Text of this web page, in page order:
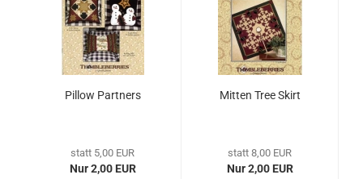
Pillow Partners
statt 5,00 EUR
Nur 2,00 EUR
Mitten Tree Skirt
statt 8,00 EUR
Nur 2,00 EUR